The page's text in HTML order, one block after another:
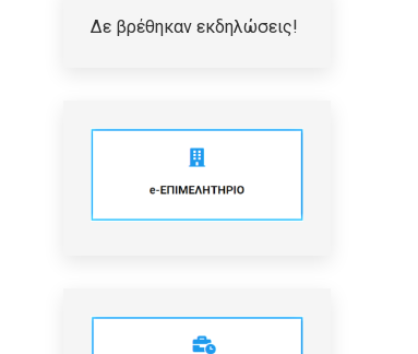
Δε βρέθηκαν εκδηλώσεις!